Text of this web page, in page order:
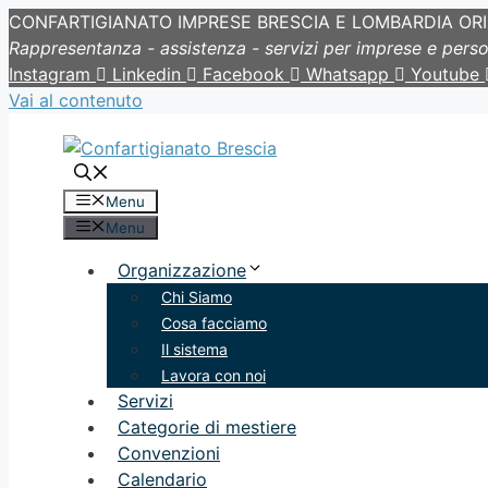
CONFARTIGIANATO IMPRESE BRESCIA E LOMBARDIA
Rappresentanza - assistenza - servizi per imprese e
Instagram
Linkedin Facebook Whatsapp
Youtube
Vai al contenuto
Menu
Menu
Organizzazione
Chi Siamo
Cosa facciamo
Il sistema
Lavora con noi
Servizi
Categorie di mestiere
Convenzioni
Calendario